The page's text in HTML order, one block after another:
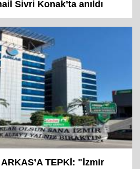
Sivri Konak’ta anıldı
TEPKİ: "İzmir